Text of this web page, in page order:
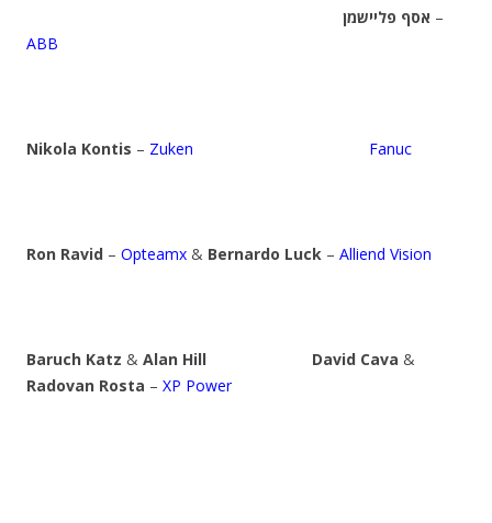
אסף פליישמן –
ABB
Nikola Kontis – Zuken Fanuc
Ron Ravid – Opteamx & Bernardo Luck – Alliend Vision
Baruch Katz & Alan Hill David Cava &
Radovan Rosta – XP Power